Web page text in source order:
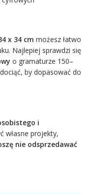
x 34 cm możesz łatwo
Najlepiej sprawdzi się
o gramaturze 150–
by dopasować do
i
własne projekty,
nie odsprzedawać